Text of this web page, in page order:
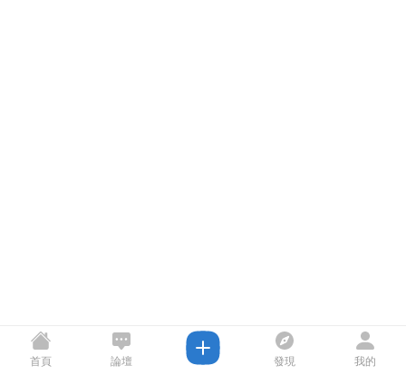
首頁 論壇 發現 我的